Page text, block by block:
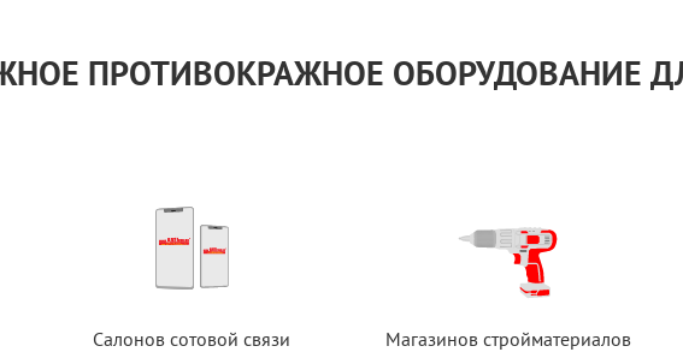
ПРОТИВОКРАЖНОЕ ОБОРУДОВАНИЕ
Салонов сотовой связи Магазинов стройматериалов